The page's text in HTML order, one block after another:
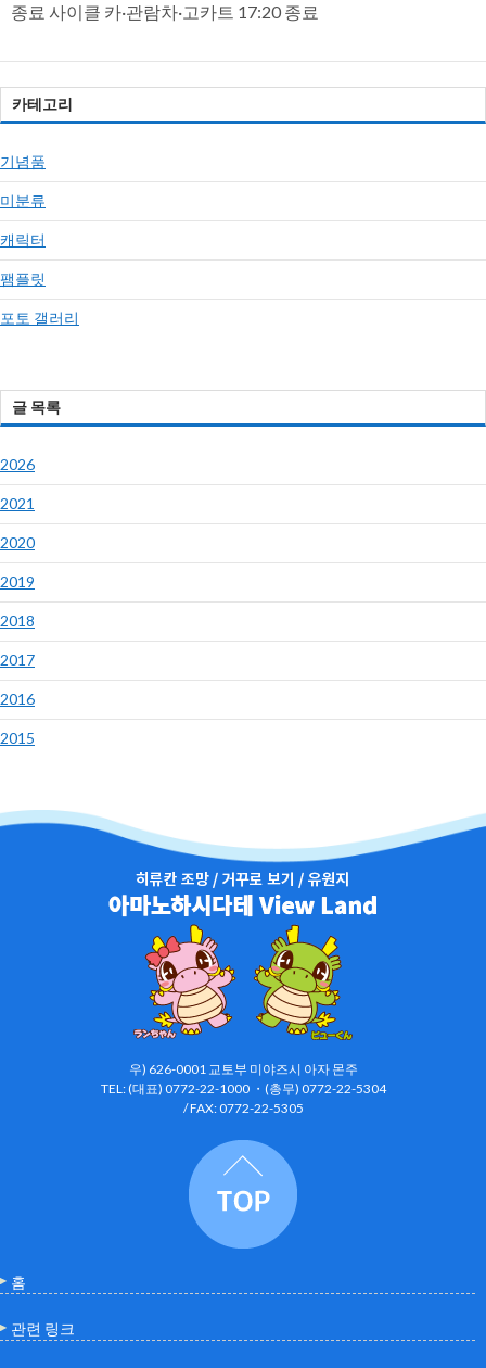
종료 사이클 카·관람차·고카트 17:20 종료
카테고리
기념품
미분류
캐릭터
팸플릿
포토 갤러리
글 목록
2026
2021
2020
2019
2018
2017
2016
2015
우) 626-0001 교토부 미야즈시 아자 몬주
TEL: (대표) 0772-22-1000 ・(총무) 0772-22-5304
/ FAX: 0772-22-5305
홈
관련 링크